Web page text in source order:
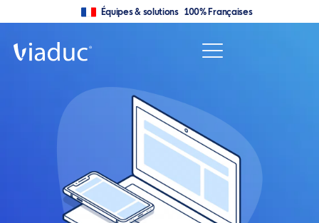
Équipes & solutions 100% Françaises